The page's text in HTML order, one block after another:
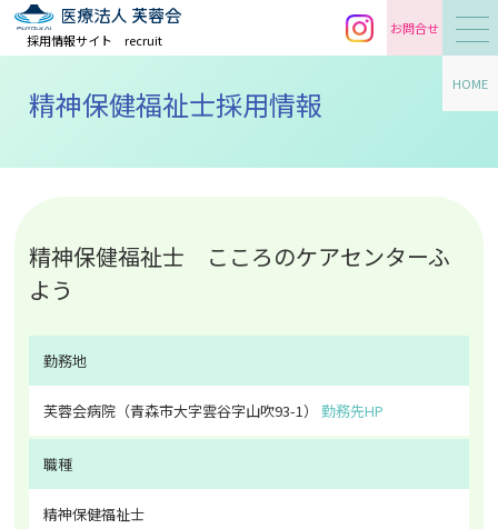
採用情報サイト recruit
お問合せ
HOME
精神保健福祉士採用情報
精神保健福祉士 こころのケアセンターふ
よう
勤務地
芙蓉会病院 （青森市大字雲谷字山吹93-1） 勤務先HP
職種
精神保健福祉士